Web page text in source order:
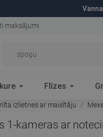
maksājumi
Flīzes
izlietnes ar maisītāju
1-kameras ar